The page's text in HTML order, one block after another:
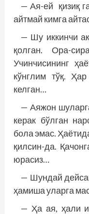
— Ая-ей қизиқ
айтмай кимга
— Шу иккинчи
қолган. Ора-
Учинчисининг
кўнг­лим тўқ.
келган…
— Аяжон
керак бўлган
бола эмас.
қилсин-да.
юрасиз…
— Шундай
ҳамиша уларга
— Ҳа ая, ҳали